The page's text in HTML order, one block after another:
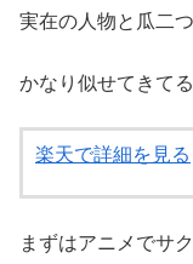
実在の人物と瓜二つ
かなり似せてきて
楽天で詳細を見る
まずはアニメでサ